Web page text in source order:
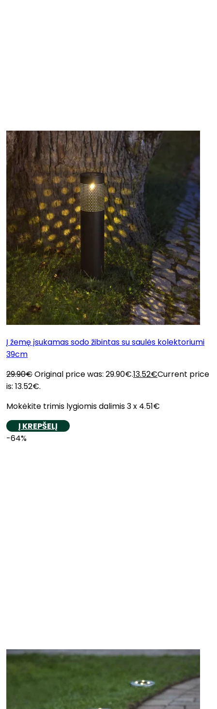
Į žemę įsukamas sodo žibintas su saulės kolektoriumi
39cm
29.90€Original price was: 29.90€.13.52€Current price
is: 13.52€.
Mokėkite trimis lygiomis dalimis 3 x 4.51€
Į KREPŠELĮ
-64%